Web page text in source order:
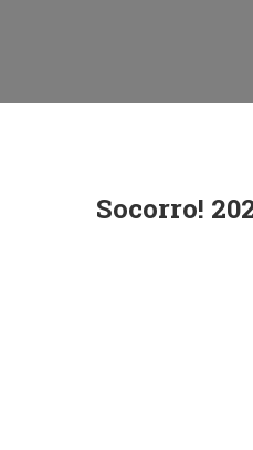
Socorro!